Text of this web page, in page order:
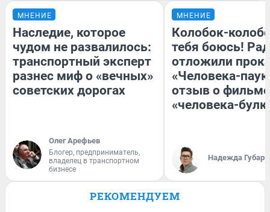
МНЕНИЕ
Наследие, которое
чудом не развалилось:
транспортный эксперт
разнес миф о «вечных»
советских дорогах
Олег Арефьев
Блогер, предприниматель,
владелец в транспортном
бизнесе
МНЕНИЕ
Колобок-
тебя боюсь!
отложили
«Человека-
отзыв о
«человека-
Надежда Губарь
РЕКОМЕНДУЕМ